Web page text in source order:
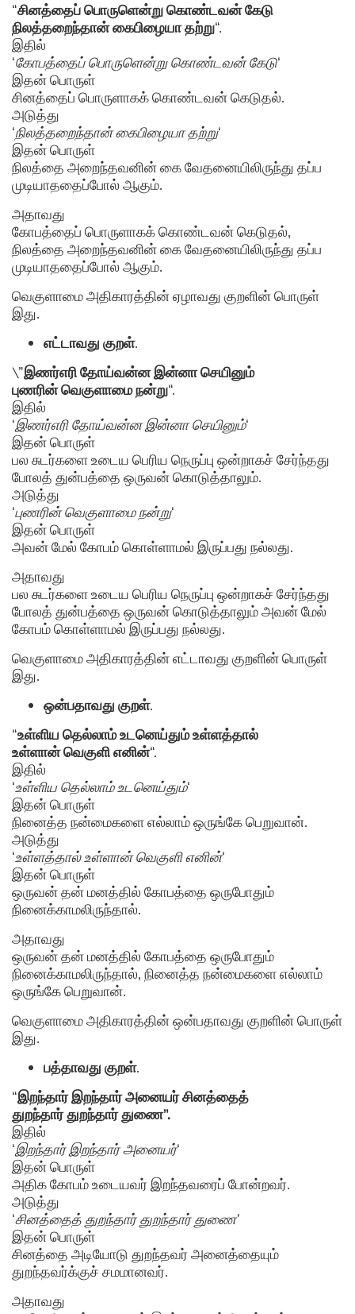
“சினத்தைப் பொருளென்று கொண்டவன் கேடு
நிலத்தறைந்தான் கைபிழையா தற்று“.
இதில்
‘கோபத்தைப் பொருளென்று கொண்டவன் கேடு‘
இதன் பொருள்
சினத்தைப் பொருளாகக் கொண்டவன் கெடுதல்.
அடுத்து
‘நிலத்தறைந்தான் கைபிழையா தற்று‘
இதன் பொருள்
நிலத்தை அறைந்தவனின் கை வேதனையிலிருந்து தப்ப
முடியாததைப்போல் ஆகும்.
அதாவது
கோபத்தைப் பொருளாகக் கொண்டவன் கெடுதல்,
நிலத்தை அறைந்தவனின் கை வேதனையிலிருந்து தப்ப
முடியாததைப்போல் ஆகும்.
வெகுளாமை அதிகாரத்தின் ஏழாவது குறளின் பொருள்
இது.
எட்டாவது குறள்.
\”இணர்எரி தோய்வன்ன இன்னா செயினும்
புணரின் வெகுளாமை நன்று“.
இதில்
‘இணர்எரி தோய்வன்ன இன்னா செயினும்‘
இதன் பொருள்
பல சுடர்களை உடைய பெரிய நெருப்பு ஒன்றாகச் சேர்ந்தது
போலத் துன்பத்தை ஒருவன் கொடுத்தாலும்.
அடுத்து
‘புணரின் வெகுளாமை நன்று‘
இதன் பொருள்
அவன் மேல் கோபம் கொள்ளாமல் இருப்பது நல்லது.
அதாவது
பல சுடர்களை உடைய பெரிய நெருப்பு ஒன்றாகச் சேர்ந்தது
போலத் துன்பத்தை ஒருவன் கொடுத்தாலும் அவன் மேல்
கோபம் கொள்ளாமல் இருப்பது நல்லது.
வெகுளாமை அதிகாரத்தின் எட்டாவது குறளின் பொருள்
இது.
ஒன்பதாவது குறள்.
“உள்ளிய தெல்லாம் உடனெய்தும் உள்ளத்தால்
உள்ளான் வெகுளி எனின்“.
இதில்
‘உள்ளிய தெல்லாம் உடனெய்தும்‘
இதன் பொருள்
நினைத்த நன்மைகளை எல்லாம் ஒருங்கே பெறுவான்.
அடுத்து
‘உள்ளத்தால் உள்ளான் வெகுளி எனின்‘
இதன் பொருள்
ஒருவன் தன் மனத்தில் கோபத்தை ஒருபோதும்
நினைக்காமலிருந்தால்.
அதாவது
ஒருவன் தன் மனத்தில் கோபத்தை ஒருபோதும்
நினைக்காமலிருந்தால், நினைத்த நன்மைகளை எல்லாம்
ஒருங்கே பெறுவான்.
வெகுளாமை அதிகாரத்தின் ஒன்பதாவது குறளின் பொருள்
இது.
பத்தாவது குறள்.
“இறந்தார் இறந்தார் அனையர் சினத்தைத்
துறந்தார் துறந்தார் துணை”.
இதில்
‘இறந்தார் இறந்தார் அனையர்‘
இதன் பொருள்
அதிக கோபம் உடையவர் இறந்தவரைப் போன்றவர்.
அடுத்து
‘சினத்தைத் துறந்தார் துறந்தார் துணை’
இதன் பொருள்
சினத்தை அடியோடு துறந்தவர் அனைத்தையும்
துறந்தவர்க்குச் சமமானவர்.
அதாவது